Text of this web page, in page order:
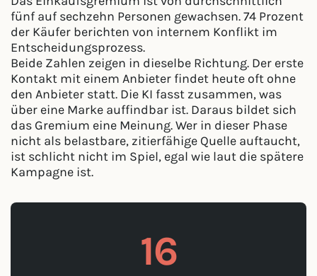
fünf auf sechzehn Personen gewachsen. 74 Prozent
der Käufer berichten von internem Konflikt im
Entscheidungsprozess.
Beide Zahlen zeigen in dieselbe Richtung. Der erste
Kontakt mit einem Anbieter findet heute oft ohne
den Anbieter statt. Die KI fasst zusammen, was
über eine Marke auffindbar ist. Daraus bildet sich
das Gremium eine Meinung. Wer in dieser Phase
nicht als belastbare, zitierfähige Quelle auftaucht,
ist schlicht nicht im Spiel, egal wie laut die spätere
Kampagne ist.
16